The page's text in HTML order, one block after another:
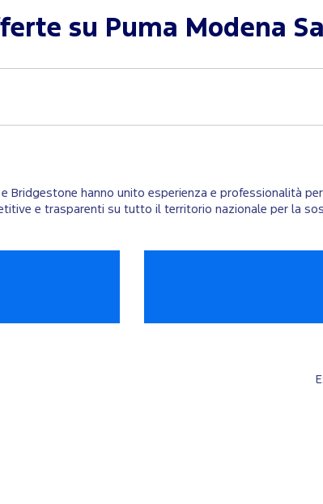
su Puma Modena
Bridgestone hanno unito esperienza e professionalità
e trasparenti su tutto il territorio nazionale per la